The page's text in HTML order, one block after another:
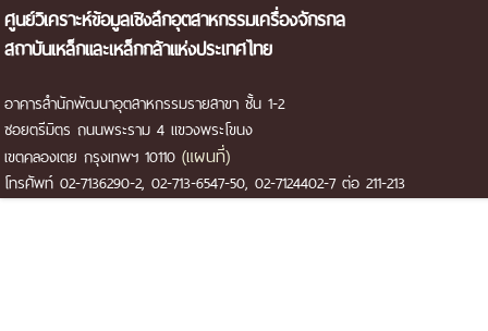
ศูนย์วิเคราะห์ข้อมูลเชิงลึกอุตสาหกรรมเครื่องจักรกล
สถาบันเหล็กและเหล็กกล้าแห่งประเทศไทย
อาคารสำนักพัฒนาอุตสาหกรรมรายสาขา ชั้น 1-2
ซอยตรีมิตร ถนนพระราม 4 แขวงพระโขนง
เขตคลองเตย กรุงเทพฯ 10110 (แผนที่)
โทรศัพท์ 02-7136290-2, 02-713-6547-50, 02-7124402-7 ต่อ 211-213